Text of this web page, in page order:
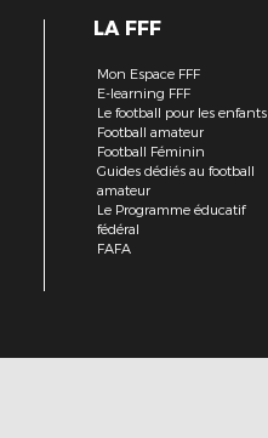
LA FFF
Mon Espace FFF
E-learning FFF
Le football pour les enfants
Football amateur
Football Féminin
Guides dédiés au football
amateur
Le Programme éducatif
fédéral
FAFA